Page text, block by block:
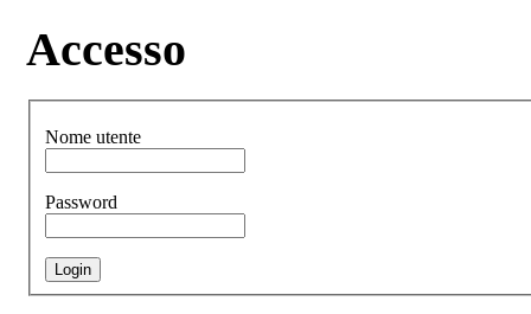
Accesso
Nome utente
Password